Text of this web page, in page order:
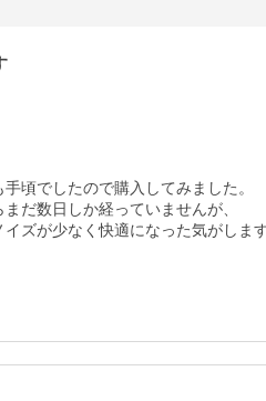
頃でしたので購入してみました。
だ数日しか経っていませんが、